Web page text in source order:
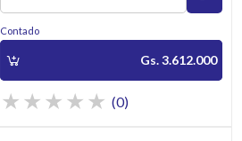
Contado
Gs. 3.612.000
(0)